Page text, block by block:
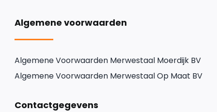
Algemene voorwaarden
Algemene Voorwaarden Merwestaal Moerdijk BV
Algemene Voorwaarden Merwestaal Op Maat BV
Contactgegevens